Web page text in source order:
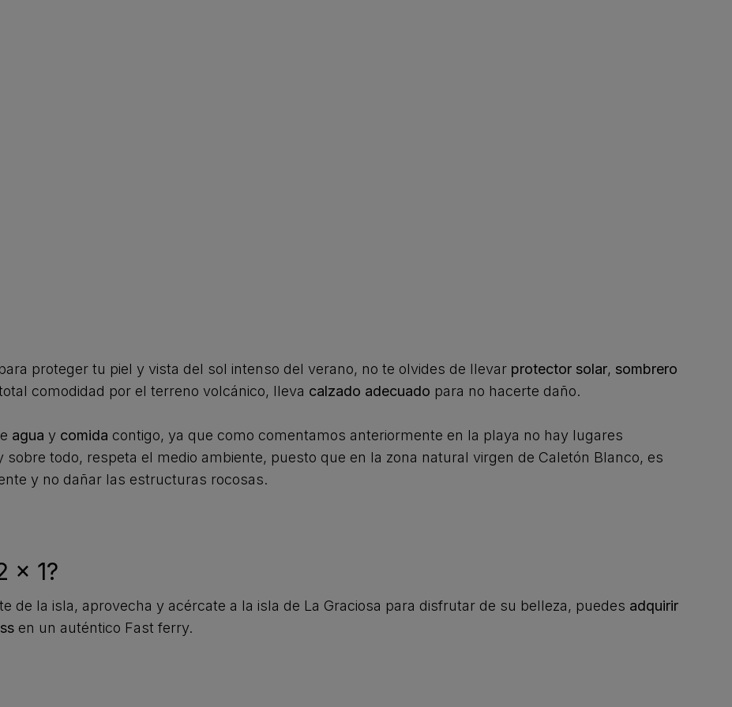
proteger tu piel y vista del sol intenso del verano, no te olvides de llevar protector solar, sombrero
comodidad por el terreno volcánico, lleva calzado adecuado para no hacerte daño.
agua y comida contigo, ya que como comentamos anteriormente en la playa no hay lugares
todo, respeta el medio ambiente, puesto que en la zona natural virgen de Caletón Blanco, es
y no dañar las estructuras rocosas.
x 1?
de la isla, aprovecha y acércate a la isla de La Graciosa para disfrutar de su belleza, puedes adquirir
en un auténtico Fast ferry.